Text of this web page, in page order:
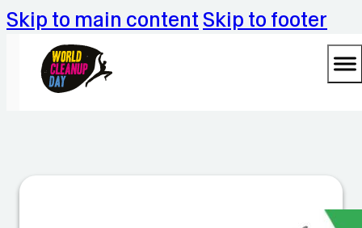
Skip to main content Skip to footer